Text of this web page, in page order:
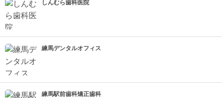
しんむら歯科医院
練馬デンタルオフィス
練馬駅前歯科矯正歯科